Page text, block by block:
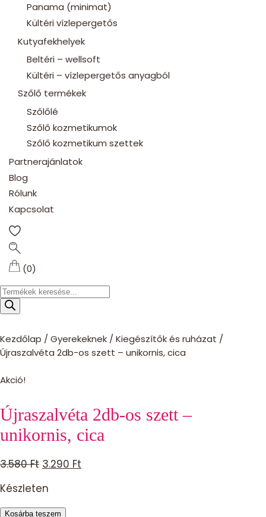
Panama (minimat)
Kültéri vízlepergetős
Kutyafekhelyek
Beltéri – wellsoft
Kültéri – vízlepergetős anyagból
Szőlő termékek
Szőlőlé
Szőlő kozmetikumok
Szőlő kozmetikum szettek
Partnerajánlatok
Blog
Rólunk
Kapcsolat
(0)
Products
search
Kezdőlap /Gyerekeknek /Kiegészítők és ruházat /
Újraszalvéta 2db-os szett – unikornis, cica
Akció!
Újraszalvéta 2db-os szett –
unikornis, cica
3.580Ft Original
was:
3.580 Ft.
3.290 Ft
Készleten
Újraszalvéta
Kosárba teszem